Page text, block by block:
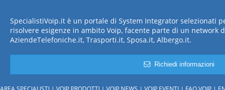
SpecialistiVoip.it è un portale di System Integrator selezionati
risolvere esigenze in ambito Voip, facente parte di un network
AziendeTelefoniche.it, Trasporti.it, Sposa.it, Albergo.it.
Richiedi informazioni